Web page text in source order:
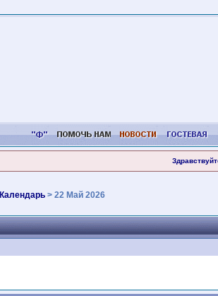
Календарь> 22 Май 2026